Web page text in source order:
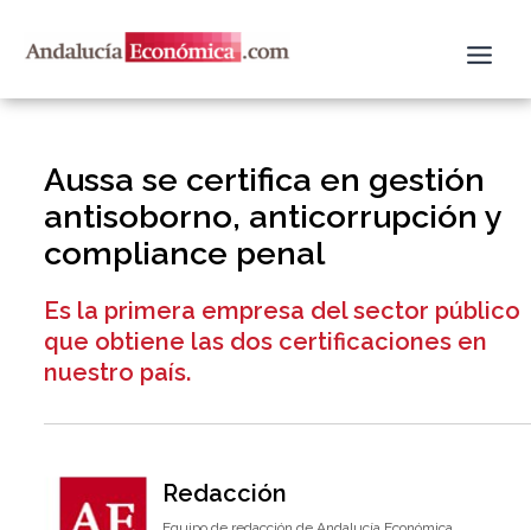
Aussa se certifica en gestión
antisoborno, anticorrupción y
compliance penal
Es la primera empresa del sector público
que obtiene las dos certificaciones en
nuestro país.
Redacción